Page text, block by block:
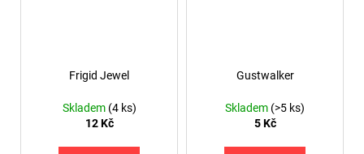
Frigid Jewel
Skladem (4 ks)
12 Kč
Gustwalker
Skladem (>5 ks)
5 Kč